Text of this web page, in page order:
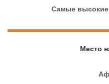
Самые высокие
Место